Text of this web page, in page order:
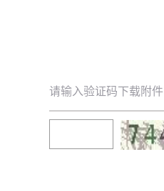
请输入验证码下载附件